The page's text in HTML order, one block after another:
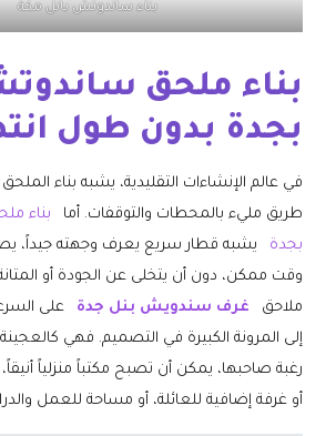
بناء ساندوتش بانل مكة
بناء ملحق
بجدة بدون طول
في عالم الإنشاءات التقليدية، يشبه بناء
طريق مليء بالمحطات والتوقفات. أما
بناء
بجدة
يشبه قطار سريع يعرف وجهته جيداً،
وقت ممكن، دون أن يتخلى عن الجودة أو
ملاحق
غرف سندويش بنل جدة
على
إلى المرونة الكبيرة في التصميم. فهي
رغبة صاحبها، يمكن أن تصبح مكتباً منزلياً
أو غرفة إضافية للعائلة، أو مساحة للعمل